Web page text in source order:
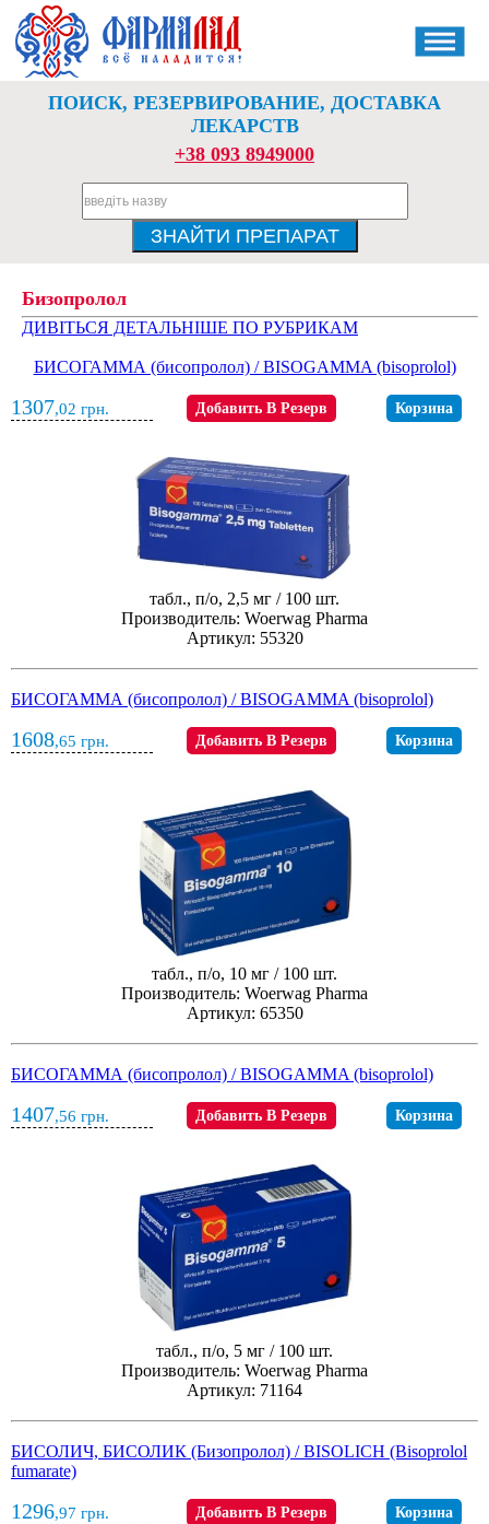
ПОИСК, РЕЗЕРВИРОВАНИЕ, ДОСТАВКА
ЛЕКАРСТВ
+38 093 8949000
Бизопролол
ДИВІТЬСЯ ДЕТАЛЬНІШЕ ПО РУБРИКАМ
БИСОГАММА (бисопролол) / BISOGAMMA (bisoprolol)
1307,02 грн. Добавить В Резерв Корзина
табл., п/о, 2,5 мг / 100 шт.
Производитель: Woerwag Pharma
Артикул: 55320
БИСОГАММА (бисопролол) / BISOGAMMA (bisoprolol)
1608,65 грн. Добавить В Резерв Корзина
табл., п/о, 10 мг / 100 шт.
Производитель: Woerwag Pharma
Артикул: 65350
БИСОГАММА (бисопролол) / BISOGAMMA (bisoprolol)
1407,56 грн. Добавить В Резерв Корзина
табл., п/о, 5 мг / 100 шт.
Производитель: Woerwag Pharma
Артикул: 71164
БИСОЛИЧ, БИСОЛИК (Бизопролол) / BISOLICH (Bisoprolol
fumarate)
1296,97 грн. Добавить В Резерв Корзина